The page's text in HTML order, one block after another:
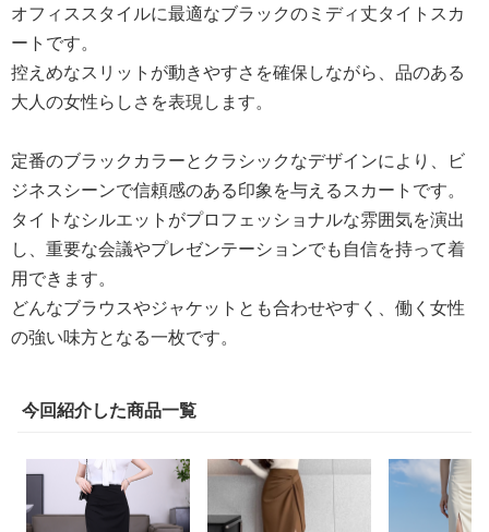
オフィススタイルに最適なブラックのミディ丈タイトスカ
ートです。
控えめなスリットが動きやすさを確保しながら、品のある
大人の女性らしさを表現します。
定番のブラックカラーとクラシックなデザインにより、ビ
ジネスシーンで信頼感のある印象を与えるスカートです。
タイトなシルエットがプロフェッショナルな雰囲気を演出
し、重要な会議やプレゼンテーションでも自信を持って着
用できます。
どんなブラウスやジャケットとも合わせやすく、働く女性
の強い味方となる一枚です。
今回紹介した商品一覧